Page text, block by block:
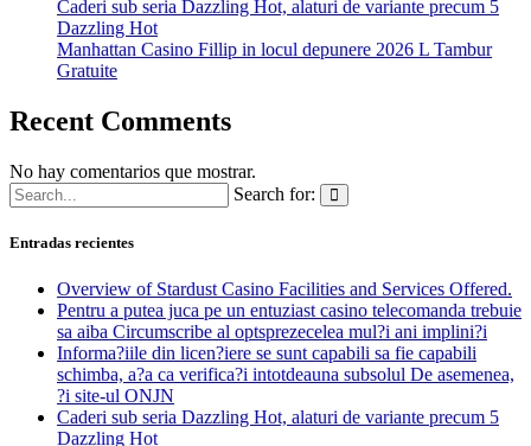
Caderi sub seria Dazzling Hot, alaturi de variante precum 5
Dazzling Hot
Manhattan Casino Fillip in locul depunere 2026 L Tambur
Gratuite
Recent Comments
No hay comentarios que mostrar.
Search for:
Entradas recientes
Overview of Stardust Casino Facilities and Services Offered.
Pentru a putea juca pe un entuziast casino telecomanda trebuie
sa aiba Circumscribe al optsprezecelea mul?i ani implini?i
Informa?iile din licen?iere se sunt capabili sa fie capabili
schimba, a?a ca verifica?i intotdeauna subsolul De asemenea,
?i site-ul ONJN
Caderi sub seria Dazzling Hot, alaturi de variante precum 5
Dazzling Hot